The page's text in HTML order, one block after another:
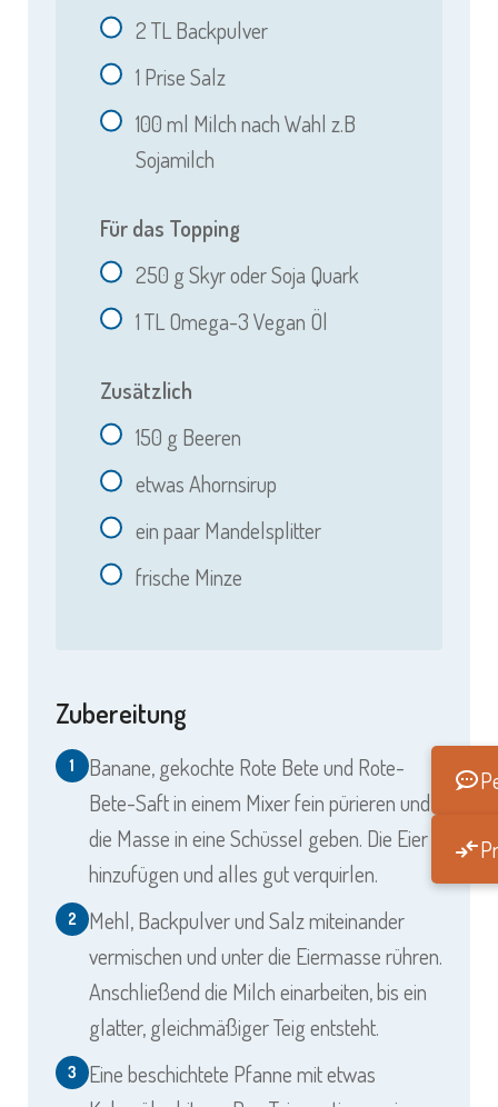
2TL Backpulver
1 Prise Salz
100ml Milch nach Wahl z.B
Sojamilch
Für das Topping
250 g Skyr oder Soja Quark
1TL Omega-3 Vegan Öl
Zusätzlich
150 g Beeren
etwas Ahornsirup
ein paar Mandelsplitter
frische Minze
Zubereitung
1
Banane, gekochte Rote Bete und Rote-
Bete-Saft in einem Mixer fein pürieren und
die Masse in eine Schüssel geben. Die Eier
hinzufügen und alles gut verquirlen.
2
Mehl, Backpulver und Salz miteinander
vermischen und unter die Eiermasse rühren.
Anschließend die Milch einarbeiten, bis ein
glatter, gleichmäßiger Teig entsteht.
3
Eine beschichtete Pfanne mit etwas